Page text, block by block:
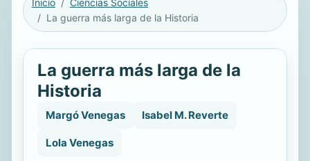
Inicio
Ciencias Sociales
La guerra más larga de la Historia
La guerra más larga de la
Historia
Margó Venegas Isabel M. Reverte
Lola Venegas